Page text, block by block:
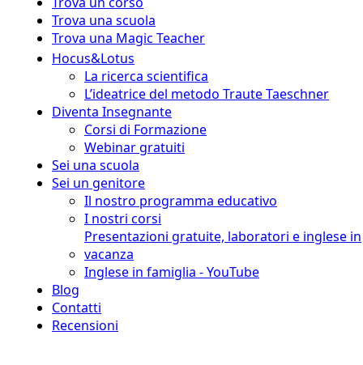
Trova una scuola
Trova una Magic Teacher
Hocus&Lotus
La ricerca scientifica
L’ideatrice del metodo Traute Taeschner
Diventa Insegnante
Corsi di Formazione
Webinar gratuiti
Sei una scuola
Sei un genitore
Il nostro programma educativo
I nostri corsi
Presentazioni gratuite, laboratori e inglese in
vacanza
Inglese in famiglia - YouTube
Blog
Contatti
Recensioni